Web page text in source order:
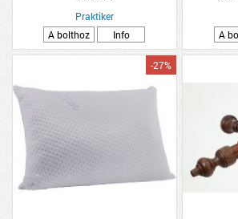
Praktiker
A bolthoz
Info
A
-27%